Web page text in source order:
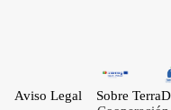
Aviso Legal Sobre